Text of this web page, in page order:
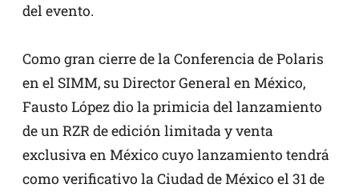
del evento.
Como gran cierre de la Conferencia de Polaris
en el SIMM, su Director General en México,
Fausto López dio la primicia del lanzamiento
de un RZR de edición limitada y venta
exclusiva en México cuyo lanzamiento tendrá
como verificativo la Ciudad de México el 31 de